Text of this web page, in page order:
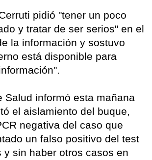
pidió "tener un poco
y tratar de ser serios" en el
la información y sostuvo
está disponible para
Salud informó esta mañana
el aislamiento del buque,
negativa del caso que
un falso positivo del test
y sin haber otros casos en